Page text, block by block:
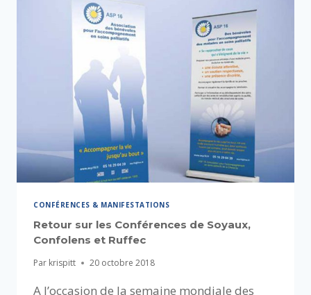
CONFÉRENCES & MANIFESTATIONS
Retour sur les Conférences de Soyaux,
Confolens et Ruffec
Par krispitt 20 octobre 2018
A l’occasion de la semaine mondiale des